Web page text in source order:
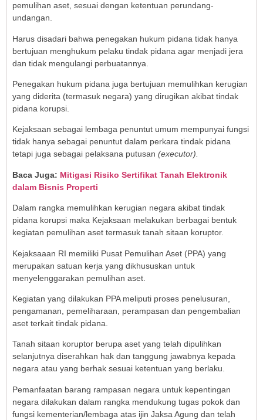
pemulihan aset, sesuai dengan ketentuan perundang-
undangan.
Harus disadari bahwa penegakan hukum pidana tidak hanya
bertujuan menghukum pelaku tindak pidana agar menjadi jera
dan tidak mengulangi perbuatannya.
Penegakan hukum pidana juga bertujuan memulihkan kerugian
yang diderita (termasuk negara) yang dirugikan akibat tindak
pidana korupsi.
Kejaksaan sebagai lembaga penuntut umum mempunyai fungsi
tidak hanya sebagai penuntut dalam perkara tindak pidana
tetapi juga sebagai pelaksana putusan (executor).
Baca Juga: Mitigasi Risiko Sertifikat Tanah Elektronik
dalam Bisnis Properti
Dalam rangka memulihkan kerugian negara akibat tindak
pidana korupsi maka Kejaksaan melakukan berbagai bentuk
kegiatan pemulihan aset termasuk tanah sitaan koruptor.
Kejaksaaan RI memiliki Pusat Pemulihan Aset (PPA) yang
merupakan satuan kerja yang dikhususkan untuk
menyelenggarakan pemulihan aset.
Kegiatan yang dilakukan PPA meliputi proses penelusuran,
pengamanan, pemeliharaan, perampasan dan pengembalian
aset terkait tindak pidana.
Tanah sitaan koruptor berupa aset yang telah dipulihkan
selanjutnya diserahkan hak dan tanggung jawabnya kepada
negara atau yang berhak sesuai ketentuan yang berlaku.
Pemanfaatan barang rampasan negara untuk kepentingan
negara dilakukan dalam rangka mendukung tugas pokok dan
fungsi kementerian/lembaga atas ijin Jaksa Agung dan telah